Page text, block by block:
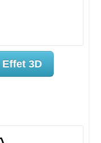
Effet 3D